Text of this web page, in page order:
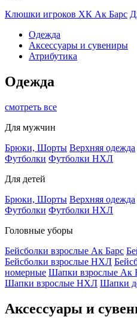
Клюшки игроков ХК Ак Барс
Одежда
Аксессуары и сувениры
Атрибутика
Одежда
смотреть все
Для мужчин
Брюки, Шорты Верхняя одежда
Футболки Футболки НХЛ
Для детей
Брюки, Шорты Верхняя одежда
Футболки Футболки НХЛ
Головные уборы
Бейсболки взрослые Ак Барс
Бейсболки взрослые НХЛ
номерные Шапки взрослые Ак
Шапки взрослые НХЛ Шапки
Аксессуары и